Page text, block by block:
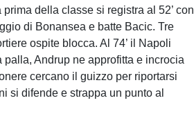
della classe si registra al 52’ con
di Bonansea e batte Bacic. Tre
ospite blocca. Al 74’ il Napoli
Andrup ne approfitta e incrocia
cercano il guizzo per riportarsi
si difende e strappa un punto al